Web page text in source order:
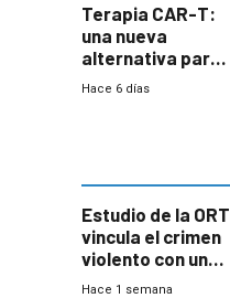
Terapia CAR-T:
una nueva
alternativa para
niños y
Hace 6 días
Estudio de la ORT
vincula el crimen
violento con una
menor creación
Hace 1 semana